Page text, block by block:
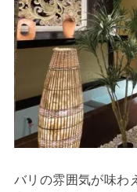
バリの雰囲気が味わ